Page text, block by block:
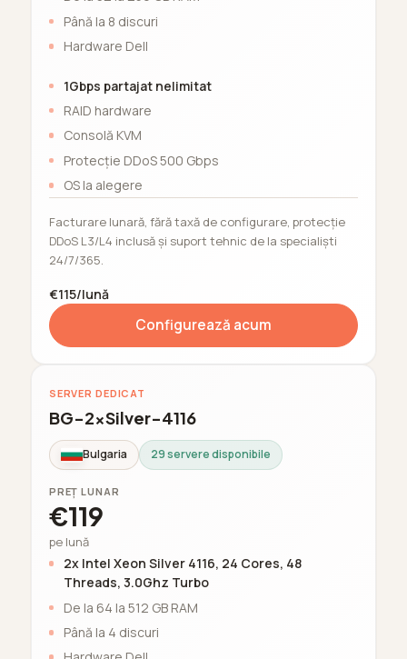
Până la 8 discuri
Hardware Dell
1Gbps partajat nelimitat
RAID hardware
Consolă KVM
Protecție DDoS 500 Gbps
OS la alegere
Facturare lunară, fără taxă de configurare, protecție
DDoS L3/L4 inclusă și suport tehnic de la specialiști
24/7/365.
€115/lună
Configurează acum
SERVER DEDICAT
BG-2xSilver-4116
Bulgaria 29 servere disponibile
PREȚ LUNAR
€119
pe lună
2x Intel Xeon Silver 4116, 24 Cores, 48
Threads, 3.0Ghz Turbo
De la 64 la 512 GB RAM
Până la 4 discuri